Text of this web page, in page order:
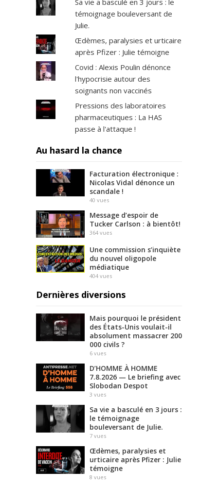
Sa vie a basculé en 3 jours : le
témoignage bouleversant de
Julie.
Œdèmes, paralysies et urticaire
après Pfizer : Julie témoigne
Covid : Alexis Poulin dénonce
l'hypocrisie autour des
soignants non vaccinés
Pressions des laboratoires
pharmaceutiques : La HAS
passe à l'attaque !
Au hasard la chance
Facturation électronique :
Nicolas Vidal dénonce un
scandale !
40 vues
Message d’espoir de
Tucker Carlson : à bientôt!
364 vues
Une commission s’inquiète
du nouvel oligopole
médiatique
404 vues
Dernières diversions
Mais pourquoi le président
des États-Unis voulait-il
absolument massacrer 200
000 civils ?
6 vues
D’HOMME À HOMME
7.8.2026 — Le briefing avec
Slobodan Despot
3 vues
Sa vie a basculé en 3 jours :
le témoignage
bouleversant de Julie.
7 vues
Œdèmes, paralysies et
urticaire après Pfizer : Julie
témoigne
8 vues